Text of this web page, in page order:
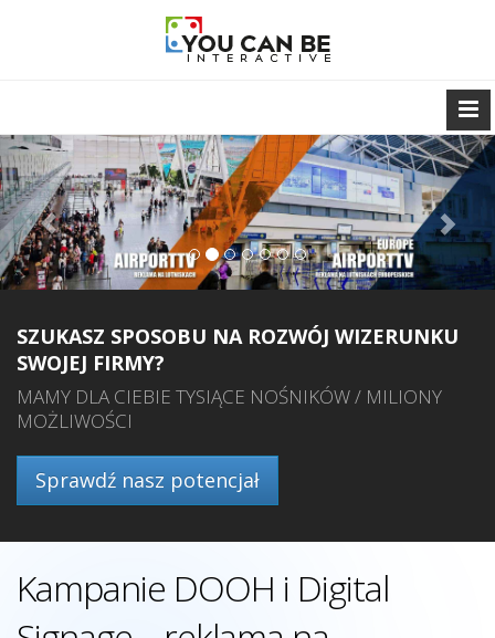
< >
SZUKASZ SPOSOBU NA ROZWÓJ WIZERUNKU
SWOJEJ FIRMY?
MAMY DLA CIEBIE TYSIĄCE NOŚNIKÓW / MILIONY
MOŻLIWOŚCI
Sprawdź nasz potencjał
Kampanie DOOH i Digital